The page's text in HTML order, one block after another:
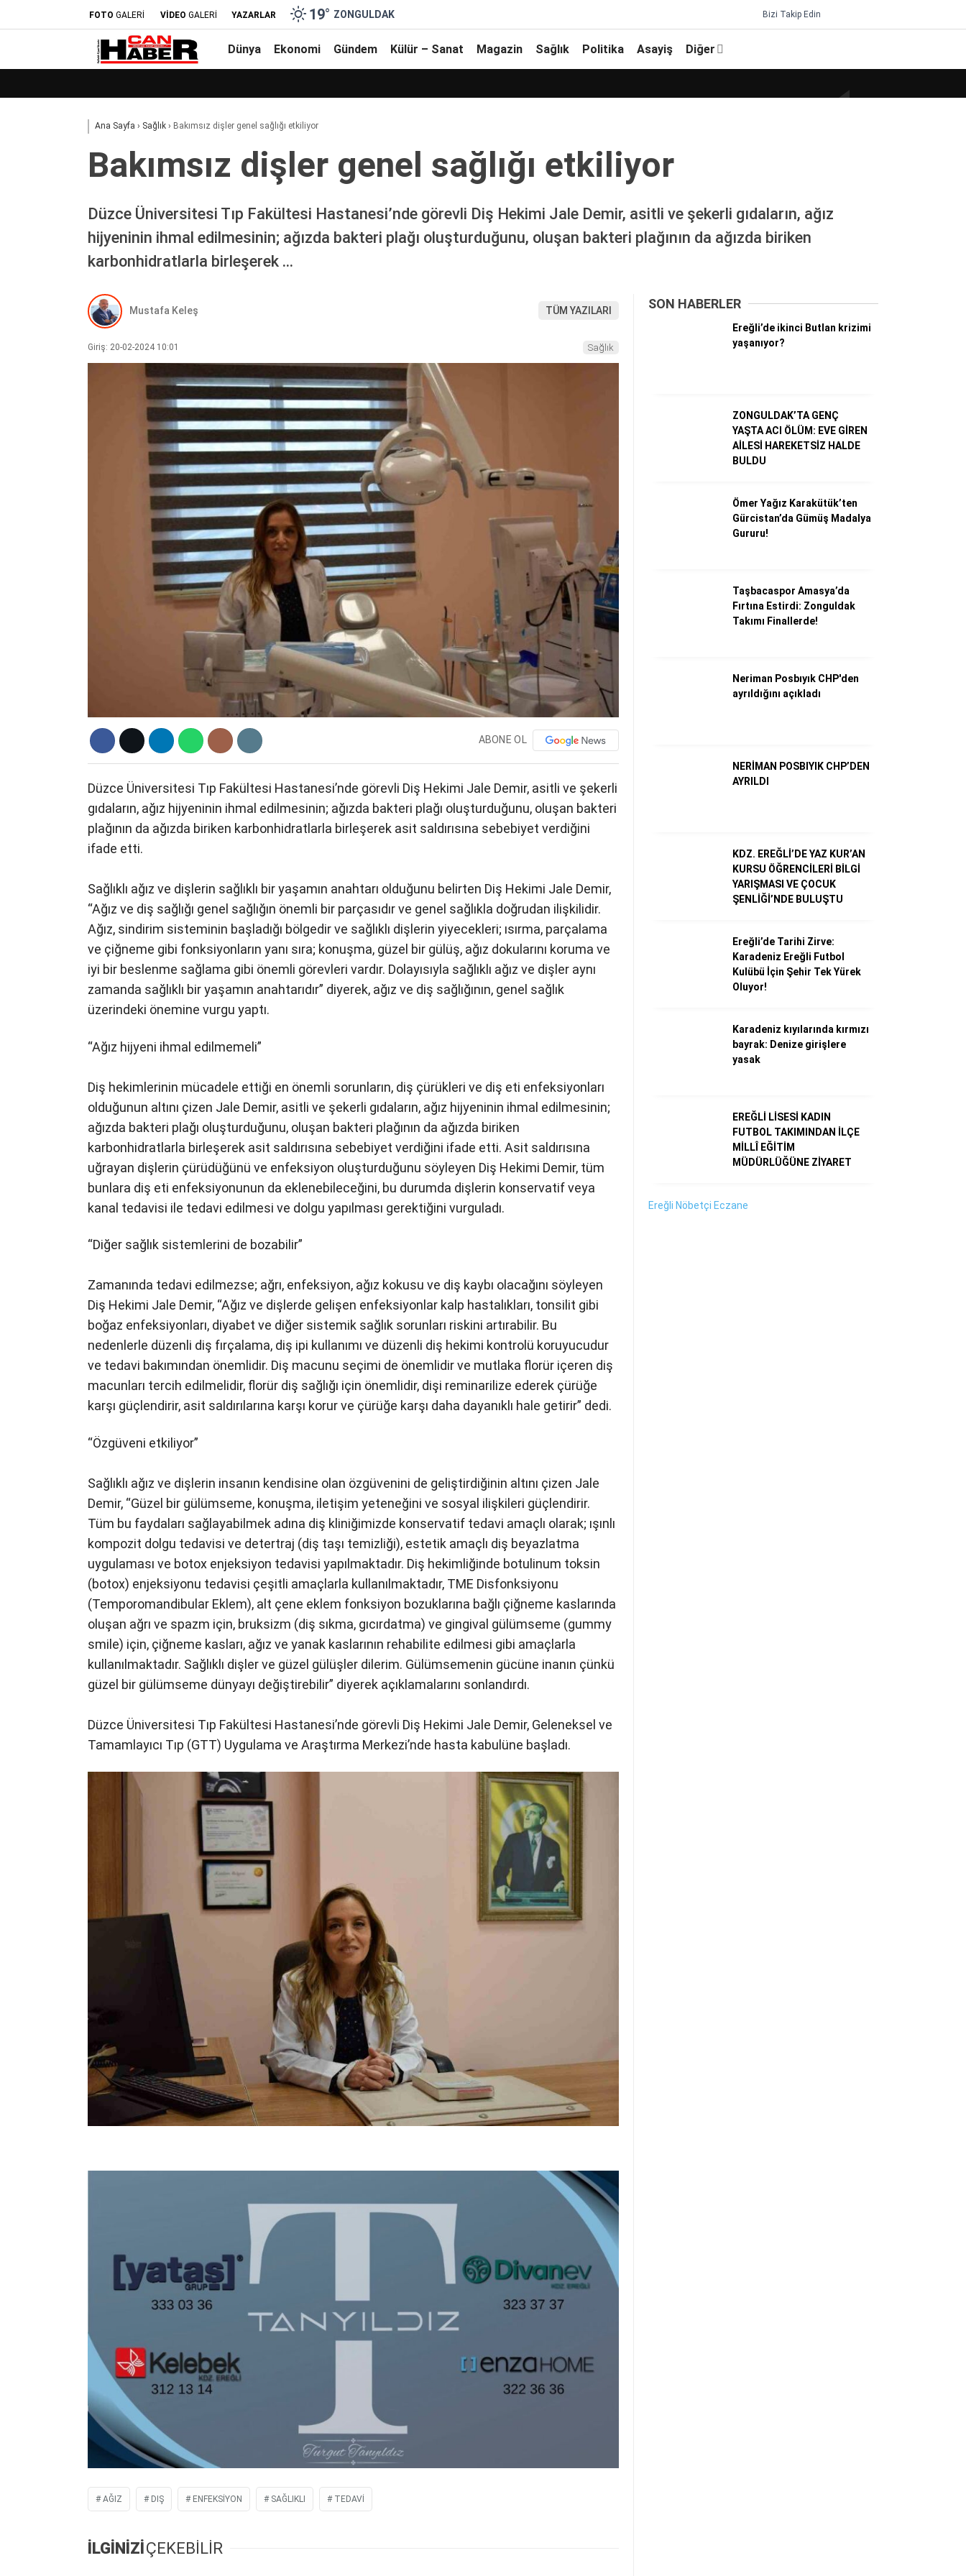
Gündem
Külür – Sanat
Sağlık
Diğer
Instagram
FOTO GALERİ VİDEO GALERİ YAZARLAR 19° ZONGULDAK Bizi Takip Edin
Dünya Ekonomi Gündem Külür – Sanat Magazin Sağlık Politika Asayiş Diğer
Ana Sayfa › Sağlık › Bakımsız dişler genel sağlığı etkiliyor
Bakımsız dişler genel sağlığı etkiliyor
Düzce Üniversitesi Tıp Fakültesi Hastanesi’nde görevli Diş Hekimi Jale Demir, asitli ve şekerli gıdaların, ağız
hijyeninin ihmal edilmesinin; ağızda bakteri plağı oluşturduğunu, oluşan bakteri plağının da ağızda biriken
karbonhidratlarla birleşerek …
Mustafa Keleş TÜM YAZILARI
Giriş: 20-02-2024 10:01 Sağlık
ABONE OL
Düzce Üniversitesi Tıp Fakültesi Hastanesi’nde görevli Diş Hekimi Jale Demir, asitli ve şekerli
gıdaların, ağız hijyeninin ihmal edilmesinin; ağızda bakteri plağı oluşturduğunu, oluşan bakteri
plağının da ağızda biriken karbonhidratlarla birleşerek asit saldırısına sebebiyet verdiğini
ifade etti.
Sağlıklı ağız ve dişlerin sağlıklı bir yaşamın anahtarı olduğunu belirten Diş Hekimi Jale Demir,
“Ağız ve diş sağlığı genel sağlığın önemli bir parçasıdır ve genel sağlıkla doğrudan ilişkilidir.
Ağız, sindirim sisteminin başladığı bölgedir ve sağlıklı dişlerin yiyecekleri; ısırma, parçalama
ve çiğneme gibi fonksiyonların yanı sıra; konuşma, güzel bir gülüş, ağız dokularını koruma ve
iyi bir beslenme sağlama gibi önemli görevleri vardır. Dolayısıyla sağlıklı ağız ve dişler aynı
zamanda sağlıklı bir yaşamın anahtarıdır” diyerek, ağız ve diş sağlığının, genel sağlık
üzerindeki önemine vurgu yaptı.
“Ağız hijyeni ihmal edilmemeli”
Diş hekimlerinin mücadele ettiği en önemli sorunların, diş çürükleri ve diş eti enfeksiyonları
olduğunun altını çizen Jale Demir, asitli ve şekerli gıdaların, ağız hijyeninin ihmal edilmesinin;
ağızda bakteri plağı oluşturduğunu, oluşan bakteri plağının da ağızda biriken
karbonhidratlarla birleşerek asit saldırısına sebebiyet verdiğini ifade etti. Asit saldırısına
uğrayan dişlerin çürüdüğünü ve enfeksiyon oluşturduğunu söyleyen Diş Hekimi Demir, tüm
bunlara diş eti enfeksiyonunun da eklenebileceğini, bu durumda dişlerin konservatif veya
kanal tedavisi ile tedavi edilmesi ve dolgu yapılması gerektiğini vurguladı.
“Diğer sağlık sistemlerini de bozabilir”
Zamanında tedavi edilmezse; ağrı, enfeksiyon, ağız kokusu ve diş kaybı olacağını söyleyen
Diş Hekimi Jale Demir, “Ağız ve dişlerde gelişen enfeksiyonlar kalp hastalıkları, tonsilit gibi
boğaz enfeksiyonları, diyabet ve diğer sistemik sağlık sorunları riskini artırabilir. Bu
nedenlerle düzenli diş fırçalama, diş ipi kullanımı ve düzenli diş hekimi kontrolü koruyucudur
ve tedavi bakımından önemlidir. Diş macunu seçimi de önemlidir ve mutlaka florür içeren diş
macunları tercih edilmelidir, florür diş sağlığı için önemlidir, dişi reminarilize ederek çürüğe
karşı güçlendirir, asit saldırılarına karşı korur ve çürüğe karşı daha dayanıklı hale getirir” dedi.
“Özgüveni etkiliyor”
Sağlıklı ağız ve dişlerin insanın kendisine olan özgüvenini de geliştirdiğinin altını çizen Jale
Demir, “Güzel bir gülümseme, konuşma, iletişim yeteneğini ve sosyal ilişkileri güçlendirir.
Tüm bu faydaları sağlayabilmek adına diş kliniğimizde konservatif tedavi amaçlı olarak; ışınlı
kompozit dolgu tedavisi ve detertraj (diş taşı temizliği), estetik amaçlı diş beyazlatma
uygulaması ve botox enjeksiyon tedavisi yapılmaktadır. Diş hekimliğinde botulinum toksin
(botox) enjeksiyonu tedavisi çeşitli amaçlarla kullanılmaktadır, TME Disfonksiyonu
(Temporomandibular Eklem), alt çene eklem fonksiyon bozuklarına bağlı çiğneme kaslarında
oluşan ağrı ve spazm için, bruksizm (diş sıkma, gıcırdatma) ve gingival gülümseme (gummy
smile) için, çiğneme kasları, ağız ve yanak kaslarının rehabilite edilmesi gibi amaçlarla
kullanılmaktadır. Sağlıklı dişler ve güzel gülüşler dilerim. Gülümsemenin gücüne inanın çünkü
güzel bir gülümseme dünyayı değiştirebilir” diyerek açıklamalarını sonlandırdı.
Düzce Üniversitesi Tıp Fakültesi Hastanesi’nde görevli Diş Hekimi Jale Demir, Geleneksel ve
Tamamlayıcı Tıp (GTT) Uygulama ve Araştırma Merkezi’nde hasta kabulüne başladı.
AĞIZ DIŞ ENFEKSIYON SAĞLIKLI TEDAVI
İLGİNİZİÇEKEBİLİR
SON HABERLER
Ereğli’de ikinci Butlan krizimi
yaşanıyor?
ZONGULDAK’TA GENÇ
YAŞTA ACI ÖLÜM: EVE GİREN
AİLESİ HAREKETSİZ HALDE
BULDU
Ömer Yağız Karakütük’ten
Gürcistan’da Gümüş Madalya
Gururu!
Taşbacaspor Amasya’da
Fırtına Estirdi: Zonguldak
Takımı Finallerde!
Neriman Posbıyık CHP'den
ayrıldığını açıkladı
NERİMAN POSBIYIK CHP’DEN
AYRILDI
KDZ. EREĞLİ’DE YAZ KUR’AN
KURSU ÖĞRENCİLERİ BİLGİ
YARIŞMASI VE ÇOCUK
ŞENLİĞİ’NDE BULUŞTU
Ereğli’de Tarihi Zirve:
Karadeniz Ereğli Futbol
Kulübü İçin Şehir Tek Yürek
Oluyor!
Karadeniz kıyılarında kırmızı
bayrak: Denize girişlere
yasak
EREĞLİ LİSESİ KADIN
FUTBOL TAKIMINDAN İLÇE
MİLLÎ EĞİTİM
MÜDÜRLÜĞÜNE ZİYARET
Ereğli Nöbetçi Eczane